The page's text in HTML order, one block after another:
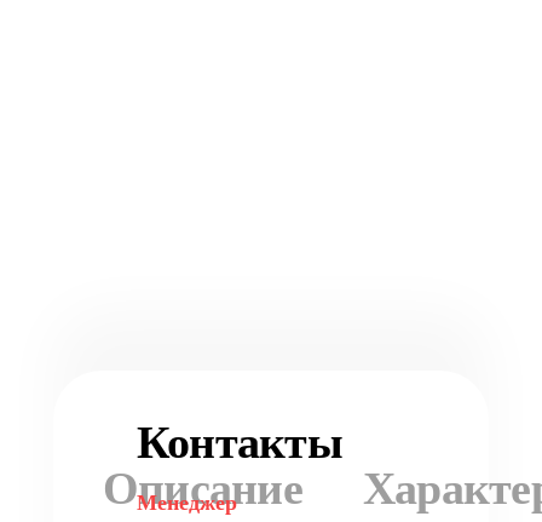
Описание
Контакты
Менеджер